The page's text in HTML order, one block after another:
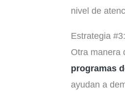
nivel de
Estrategia
Otra manera
programas
ayudan a